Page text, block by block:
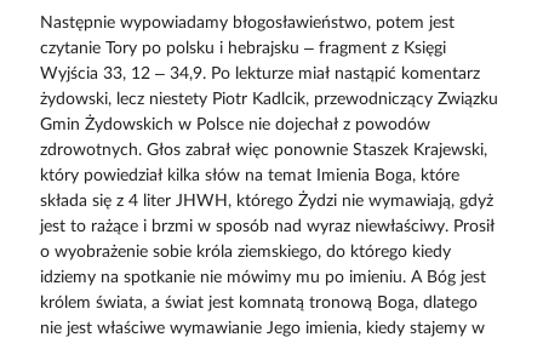
Następnie wypowiadamy błogosławieństwo, potem jest
czytanie Tory po polsku i hebrajsku – fragment z Księgi
Wyjścia 33, 12 – 34,9. Po lekturze miał nastąpić komentarz
żydowski, lecz niestety Piotr Kadlcik, przewodniczący Związku
Gmin Żydowskich w Polsce nie dojechał z powodów
zdrowotnych. Głos zabrał więc ponownie Staszek Krajewski,
który powiedział kilka słów na temat Imienia Boga, które
składa się z 4 liter JHWH, którego Żydzi nie wymawiają, gdyż
jest to rażące i brzmi w sposób nad wyraz niewłaściwy. Prosił
o wyobrażenie sobie króla ziemskiego, do którego kiedy
idziemy na spotkanie nie mówimy mu po imieniu. A Bóg jest
królem świata, a świat jest komnatą tronową Boga, dlatego
nie jest właściwe wymawianie Jego imienia, kiedy stajemy w